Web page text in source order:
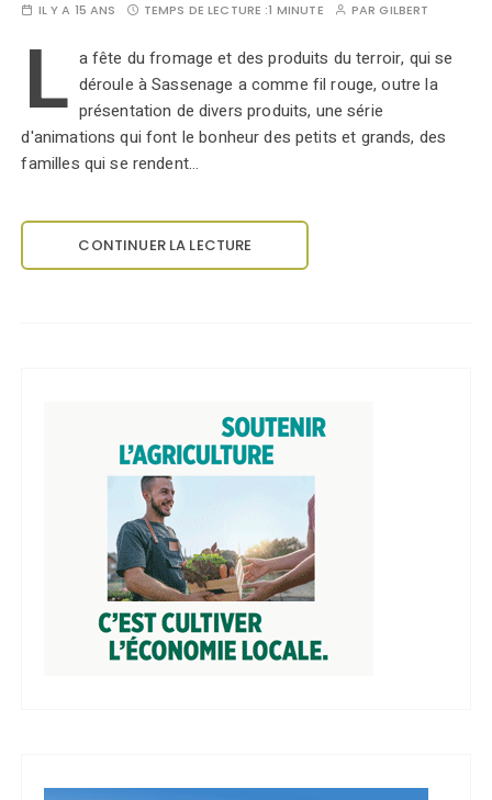
IL Y A 15 ANS TEMPS DE LECTURE :1 MINUTE PARGILBERT
L a fête du fromage et des produits du terroir, qui se
déroule à Sassenage a comme fil rouge, outre la
présentation de divers produits, une série
d'animations qui font le bonheur des petits et grands, des
familles qui se rendent…
CONTINUER LA LECTURE